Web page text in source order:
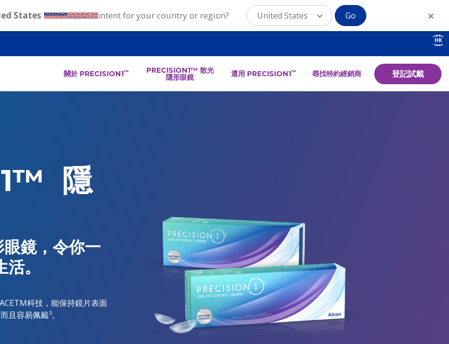
HK
Supernav
-
關於 PRECISION1™ PRECISION1™ 散光
隱形眼鏡 選用 PRECISION1™ 尋找特約經銷商 登記試戴
隱
鏡，令你一
。
科技，能保持鏡片表面
且容易佩戴3。
States . Choose content for your country or region? United States Go